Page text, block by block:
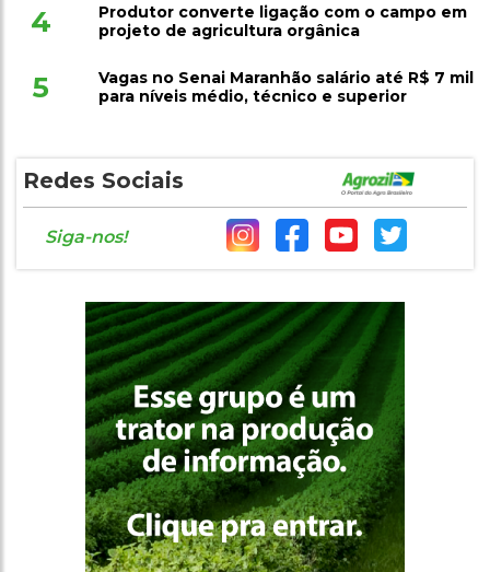
4
Produtor converte ligação com o campo em
projeto de agricultura orgânica
5
Vagas no Senai Maranhão salário até R$ 7 mil
para níveis médio, técnico e superior
Redes Sociais
Siga-nos!